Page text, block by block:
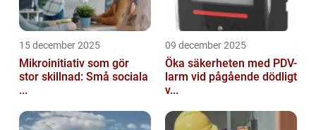
15 december 2025
Mikroinitiativ som gör
stor skillnad: Små sociala
...
09 december 2025
Öka säkerheten med PDV-
larm vid pågående dödligt
v...